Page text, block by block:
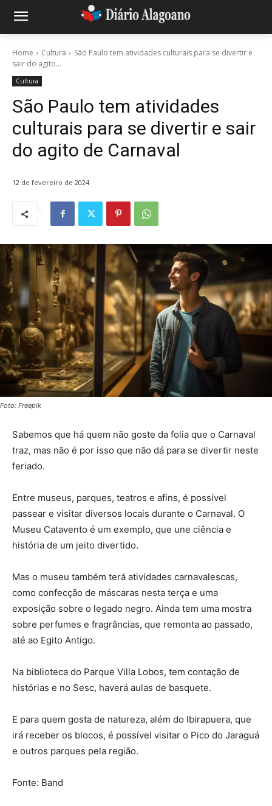
Home Cultura
São Paulo tem atividades culturais para se divertir e
sair do agito...
Cultura
São Paulo tem atividades
culturais para se divertir e sair
do agito de Carnaval
12 de fevereiro de 2024
Foto: Freepik
Sabemos que há quem não goste da folia que o Carnaval
traz, mas não é por isso que não dá para se divertir neste
feriado.
Entre museus, parques, teatros e afins, é possível
passear e visitar diversos locais durante o Carnaval. O
Museu Catavento é um exemplo, que une ciência e
história de um jeito divertido.
Mas o museu também terá atividades carnavalescas,
como confecção de máscaras nesta terça e uma
exposição sobre o legado negro. Ainda tem uma mostra
sobre perfumes e fragrâncias, que remonta ao passado,
até ao Egito Antigo.
Na biblioteca do Parque Villa Lobos, tem contação de
histórias e no Sesc, haverá aulas de basquete.
E para quem gosta de natureza, além do Ibirapuera, que
irá receber os blocos, é possível visitar o Pico do Jaraguá
e outros parques pela região.
Fonte: Band